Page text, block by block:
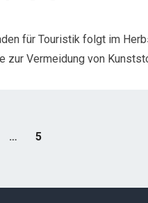
für Touristik folgt im
zur Vermeidung von
… 5